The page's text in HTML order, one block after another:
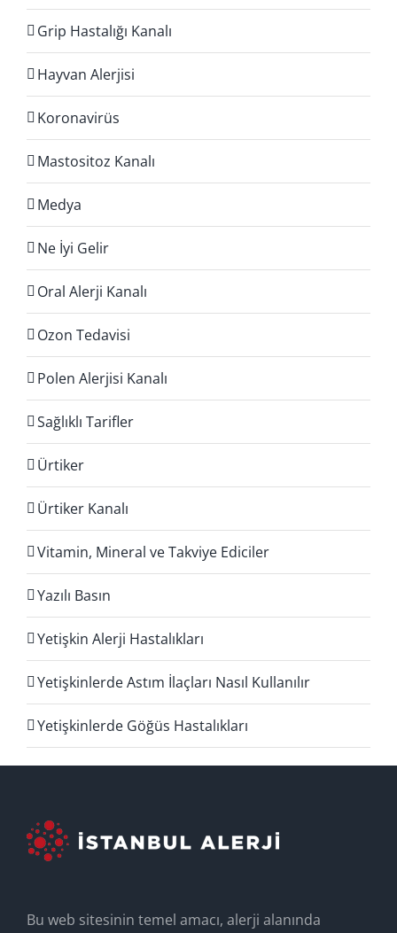
Grip Hastalığı Kanalı
Hayvan Alerjisi
Koronavirüs
Mastositoz Kanalı
Medya
Ne İyi Gelir
Oral Alerji Kanalı
Ozon Tedavisi
Polen Alerjisi Kanalı
Sağlıklı Tarifler
Ürtiker
Ürtiker Kanalı
Vitamin, Mineral ve Takviye Ediciler
Yazılı Basın
Yetişkin Alerji Hastalıkları
Yetişkinlerde Astım İlaçları Nasıl Kullanılır
Yetişkinlerde Göğüs Hastalıkları
Bu web sitesinin temel amacı, alerji alanında